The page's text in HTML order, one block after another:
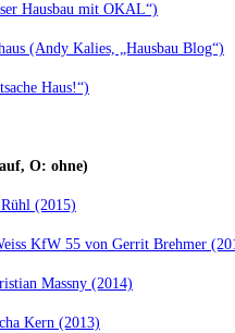
Hausbau mit OKAL“)
(Andy Kalies, „Hausbau Blog“)
Haus!“)
O: ohne)
(2015)
KfW 55 von Gerrit Brehmer
Massny (2014)
Kern (2013)